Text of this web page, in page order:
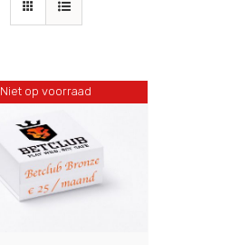
Niet op voorraad